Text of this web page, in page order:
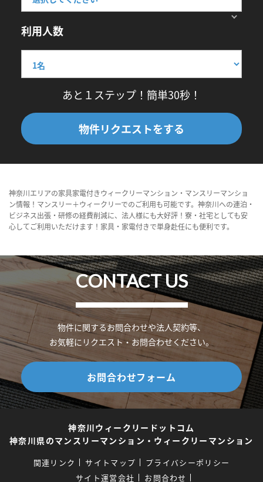
利用人数
あと１ステップ！簡単30秒！
物件リクエストをする
神奈川エリアの家具家電付きウィークリーマンション・マンスリーマンショ
ン情報！マンスリー＋ウィークリーでのご利用も可能です。神奈川への連泊・
ビジネス出張・研修の経費削減に、法人様にも大好評！寮・社宅としても安
心してご利用いただけます！家具・家電付きで単身赴任にも便利です。
CONTACT US
物件に関するお問合わせや法人契約等、
お気軽にリクエスト・お問合わせください。
お問合わせフォーム
神奈川ウィークリードットコム
神奈川県のマンスリーマンション・ウィークリーマンション
関連リンク サイトマップ
プライバシーポリシー
サイト運営会社
お問合わせ